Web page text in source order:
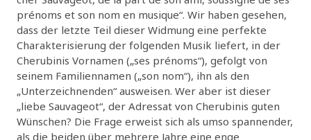
prénoms et son nom en musique“. Wir haben gesehen,
dass der letzte Teil dieser Widmung eine perfekte
Charakterisierung der folgenden Musik liefert, in der
Cherubinis Vornamen („ses prénoms“), gefolgt von
seinem Familiennamen („son nom“), ihn als den
„Unterzeichnenden“ ausweisen. Wer aber ist dieser
„liebe Sauvageot“, der Adressat von Cherubinis guten
Wünschen? Die Frage erweist sich als umso spannender,
als die beiden über mehrere Jahre eine enge